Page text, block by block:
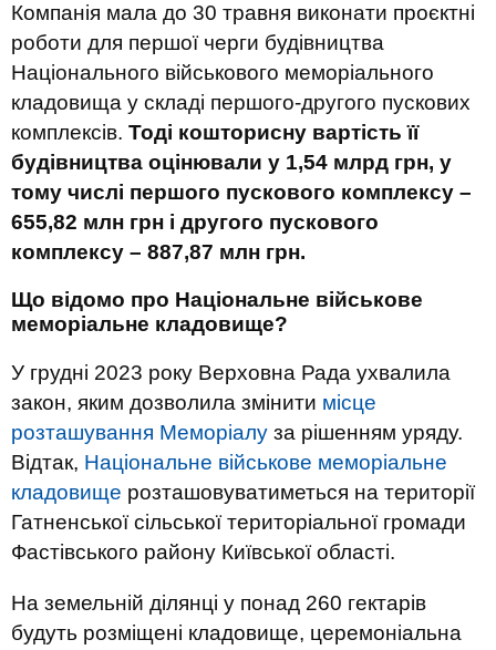
Компанія мала до 30 травня виконати проєктні
роботи для першої черги будівництва
Національного військового меморіального
кладовища у складі першого-другого пускових
комплексів. Тоді кошторисну вартість її
будівництва оцінювали у 1,54 млрд грн, у
тому числі першого пускового комплексу –
655,82 млн грн і другого пускового
комплексу – 887,87 млн грн.
Що відомо про Національне військове
меморіальне кладовище?
У грудні 2023 року Верховна Рада ухвалила
закон, яким дозволила змінити місце
розташування Меморіалу за рішенням уряду.
Відтак, Національне військове меморіальне
кладовище розташовуватиметься на території
Гатненської сільської територіальної громади
Фастівського району Київської області.
На земельній ділянці у понад 260 гектарів
будуть розміщені кладовище, церемоніальна